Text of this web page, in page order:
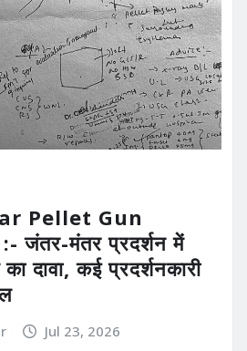
Pellet Gun
मंतर प्रदर्शन में
दावा, कई प्रदर्शनकारी
Jul 23, 2026